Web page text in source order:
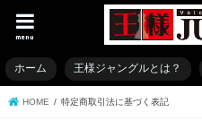
menu
ホーム 王様ジャングルとは？
HOME 特定商取引法に基づく表記